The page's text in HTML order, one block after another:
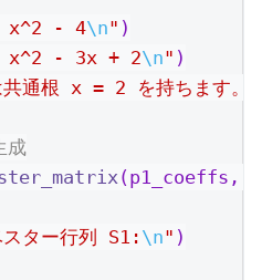
x^2 - 4\n" )
x^2 - 3x + 2\n" )
共通根 x = 2 を持ちます。
成
(p1_coeffs,
ター行列 S1: \n" )